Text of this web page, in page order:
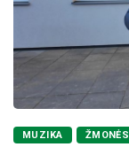
MUZIKA ŽMONĖS